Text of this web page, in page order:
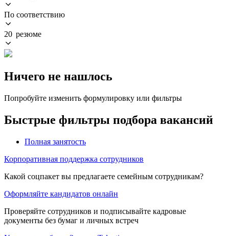
По соответствию
20 резюме
Ничего не нашлось
Попробуйте изменить формулировку или фильтры
Быстрые фильтры подбора вакансий
Полная занятость
Корпоративная поддержка сотрудников
Какой соцпакет вы предлагаете семейным сотрудникам?
Оформляйте кандидатов онлайн
Проверяйте сотрудников и подписывайте кадровые
документы без бумаг и личных встреч